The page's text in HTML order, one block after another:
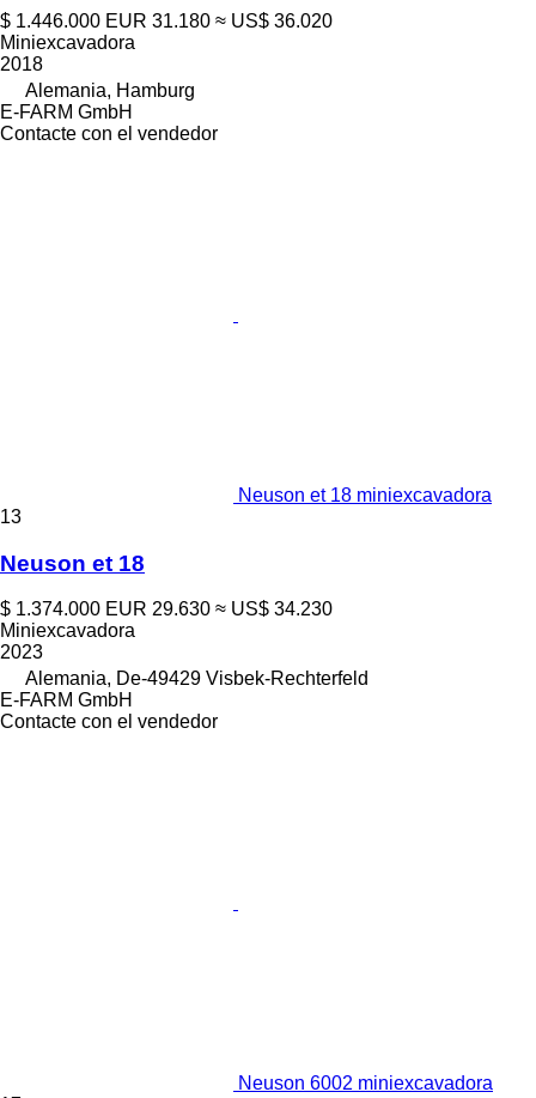
$ 1.446.000 EUR 31.180 ≈ US$ 36.020
Miniexcavadora
2018
Alemania, Hamburg
E-FARM GmbH
Contacte con el vendedor
Neuson et 18 miniexcavadora
13
Neuson et 18
$ 1.374.000 EUR 29.630 ≈ US$ 34.230
Miniexcavadora
2023
Alemania, De-49429 Visbek-Rechterfeld
E-FARM GmbH
Contacte con el vendedor
Neuson 6002 miniexcavadora